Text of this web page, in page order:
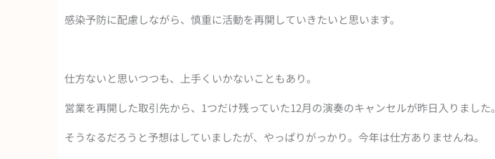
感染予防に配慮しながら、慎重に活動を再開していきたいと思います。
仕方ないと思いつつも、上手くいかないこともあり。
営業を再開した取引先から、1つだけ残っていた12月の演奏のキャンセルが昨日入りました。
そうなるだろうと予想はしていましたが、やっぱりがっかり。今年は仕方ありませんね。